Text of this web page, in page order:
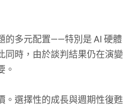
的多元配置——特別是 AI 硬體
同時，由於談判結果仍在演變
。
。選擇性的成長與週期性復甦